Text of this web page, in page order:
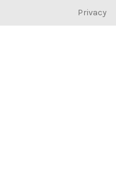
Privacy